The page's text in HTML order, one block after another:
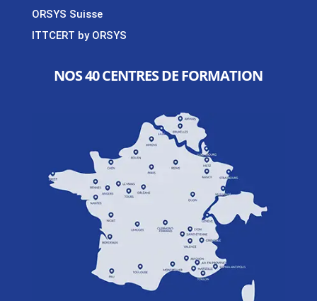
ORSYS Suisse
ITTCERT by ORSYS
NOS 40 CENTRES DE FORMATION